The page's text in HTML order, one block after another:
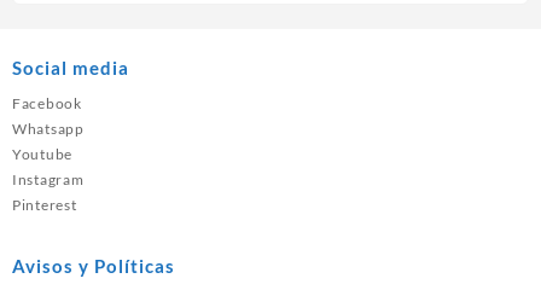
Social media
Facebook
Whatsapp
Youtube
Instagram
Pinterest
Avisos y Políticas